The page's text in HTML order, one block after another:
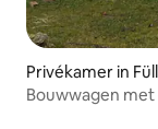
Privékamer in
Bouwwagen